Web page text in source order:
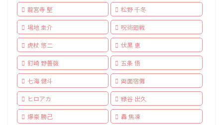
龍宮寺 堅 松野 千冬
場地 圭介 呪術廻戦
虎杖 悠二 伏黒 恵
釘崎 野薔薇 五条 悟
七海 健斗 両面宿儺
ヒロアカ 緑谷 出久
爆豪 勝己 轟 焦凍